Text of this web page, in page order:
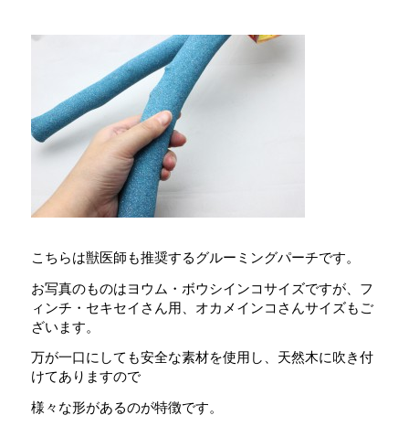
こちらは獣医師も推奨するグルーミングパーチです。
お写真のものはヨウム・ボウシインコサイズですが、フ
ィンチ・セキセイさん用、オカメインコさんサイズもご
ざいます。
万が一口にしても安全な素材を使用し、天然木に吹き付
けてありますので
様々な形があるのが特徴です。